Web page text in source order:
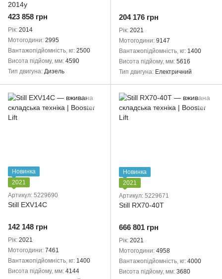
2014y
423 858 грн
Рік 2014
Мотогодини 2995
Вантажопідйомність, кг 2500
Висота підйому, мм 4590
Тип двигуна Дизель
204 176 грн
Рік 2021
Мотогодини 9147
Вантажопідйомність, кг 1400
Висота підйому, мм 5616
Тип двигуна Електричний
Новинка
2021
Артикул: 5229690
Still EXV14C
142 148 грн
Рік 2021
Мотогодини 7461
Вантажопідйомність, кг 1400
Висота підйому, мм 4144
Новинка
2021
Артикул: 5229671
Still RX70-40T
666 801 грн
Рік 2021
Мотогодини 4958
Вантажопідйомність, кг 4000
Висота підйому, мм 3680